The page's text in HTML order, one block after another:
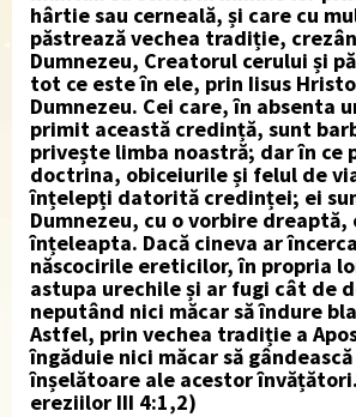
hârtie sau cerneală, și care cu
păstrează vechea tradiție,
Dumnezeu, Creatorul cerului și
tot ce este în ele, prin Iisus
Dumnezeu. Cei care, în absenta
primit această credință, sunt
privește limba noastră; dar în ce
doctrina, obiceiurile și felul de
înțelepți datorită credinței; ei
Dumnezeu, cu o vorbire dreaptă,
înțeleapta. Dacă cineva ar
născocirile ereticilor, în propria
astupa urechile și ar fugi cât de
neputând nici măcar să îndure
Astfel, prin vechea tradiție a
îngăduie nici măcar să
înșelătoare ale acestor
ereziilor III 4:1,2)